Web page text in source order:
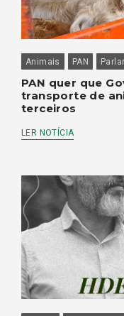
Animais PAN
PAN quer que
transporte de
terceiros
LER NOTÍCIA